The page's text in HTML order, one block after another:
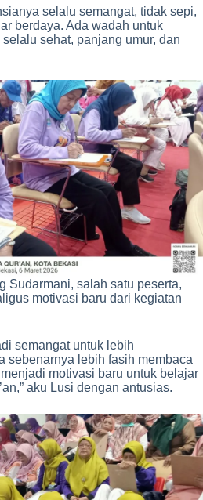
selalu semangat, tidak sepi,
berdaya. Ada wadah untuk
sehat, panjang umur, dan
Sudarmani, salah satu peserta,
motivasi baru dari kegiatan
semangat untuk lebih
sebenarnya lebih fasih membaca
motivasi baru untuk belajar
aku Lusi dengan antusias.